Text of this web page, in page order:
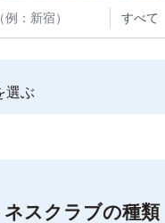
選ぶ
スクラブの種類